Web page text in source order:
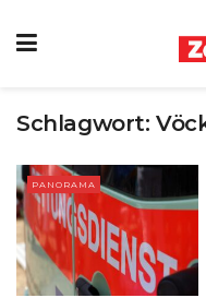
Schlagwort:
PANORAMA